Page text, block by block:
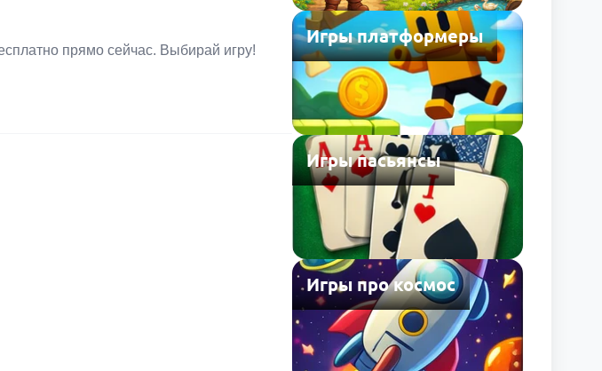
прямо сейчас. Выбирай игру!
Игры платформеры
Игры пасьянсы
Игры про космос